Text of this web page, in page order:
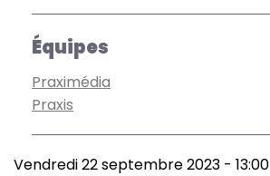
Équipes
Praximédia
Praxis
Vendredi 22 septembre 2023 - 13:00